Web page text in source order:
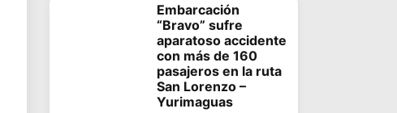
Embarcación
“Bravo” sufre
aparatoso accidente
con más de 160
pasajeros en la ruta
San Lorenzo –
Yurimaguas